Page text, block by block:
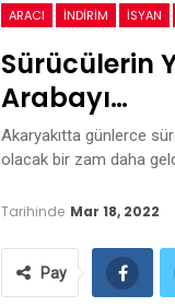
ARACI İNDIRIM ISYAN
Sürücülerin
Arabayı…
Akaryakıtta günlerce
olacak bir zam daha
Tarihinde Mar 18, 2022
Pay